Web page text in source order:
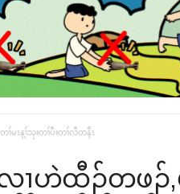
မၤန့ၢ်သုးတၢ်ပီးတၢ်လီတနီၤ
လၢဟဲထီၣ်တဖၣ်